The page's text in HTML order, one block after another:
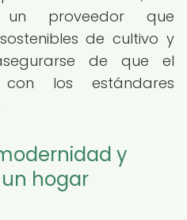
un proveedor que
de cultivo y
de que el
los estándares
y
hogar